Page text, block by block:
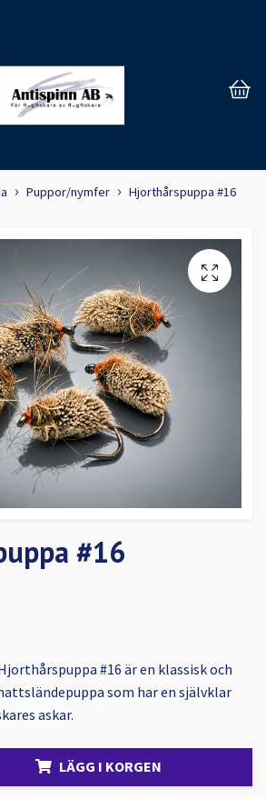
Puppor/nymfer Hjorthårspuppa #16
#16
#16 är en klassisk och
som har en självklar
askar.
LÄGG I KORGEN